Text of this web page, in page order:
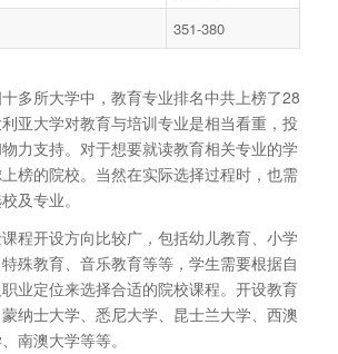
351-380
多所大学中，教育专业排名中共上榜了28
亚大学对教育与培训专业是相当看重，投
力支持。对于想要就读教育相关专业的学
榜的院校。当然在实际选择过程时，也需
及专业。
程开设方向比较广，包括幼儿教育、小学
殊教育、音乐教育等等，学生需要根据自
业定位来选择合适的院校课程。开设教育
纳士大学、悉尼大学、昆士兰大学、西澳
南澳大学等等。